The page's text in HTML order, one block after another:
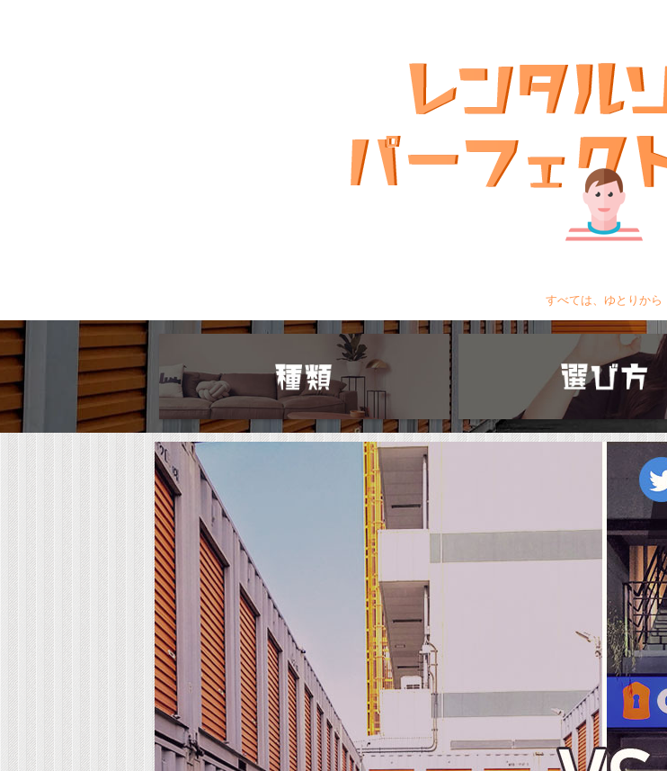
すべては、ゆとりから